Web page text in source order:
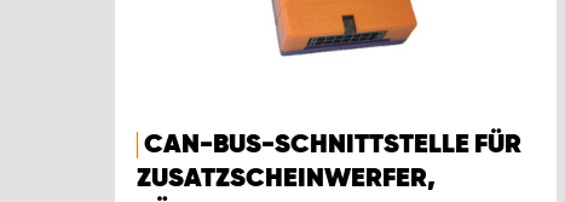
CAN-BUS-SCHNITTSTELLE FÜR
ZUSATZSCHEINWERFER,